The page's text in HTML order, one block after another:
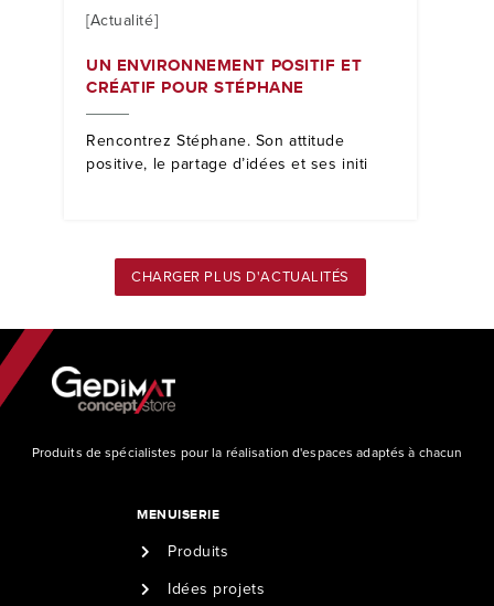
[Actualité]
UN ENVIRONNEMENT POSITIF ET
CRÉATIF POUR STÉPHANE
Rencontrez Stéphane. Son attitude
positive, le partage d’idées et ses initi
CHARGER PLUS D'ACTUALITÉS
Produits de spécialistes pour la réalisation d'espaces adaptés à chacun
MENUISERIE
Produits
Idées projets